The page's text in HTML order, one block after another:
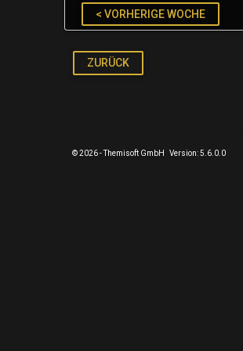
< VORHERIGE WOCHE
ZURÜCK
© 2026 - Themisoft GmbH Version: 5.6.0.0